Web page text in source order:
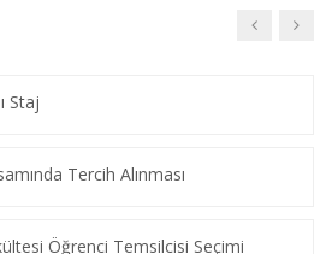
Staj
Tercih Alınması
Öğrenci Temsilcisi Seçimi